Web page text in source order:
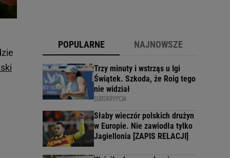
POPULARNE NAJNOWSZE
Trzy minuty i wstrząs u Igi
Świątek. Szkoda, że Roig tego
nie widział
SUBSKRYPCJA
Słaby wieczór polskich drużyn
w Europie. Nie zawiodła tylko
Jagiellonia [ZAPIS RELACJI]